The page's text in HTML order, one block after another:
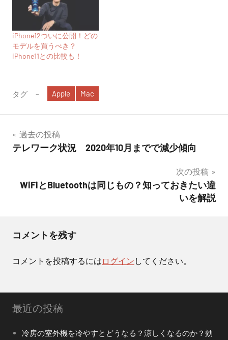
iPhone12ついに公開！どの
モデルを買うべき？
iPhone11との比較も！
タグ Apple Mac
投
稿
ー
シ
ン
過去の投稿
テレワーク状況 2020年10月までで減少傾向
次の投稿
WiFiとBluetoothは同じもの？知っておきたい違
いを解説
コメントを残す
コメントを投稿するには ログイン してください。
最近の投稿
冷房の室外機を冷やすとどうなる？涼しくなるのか？効